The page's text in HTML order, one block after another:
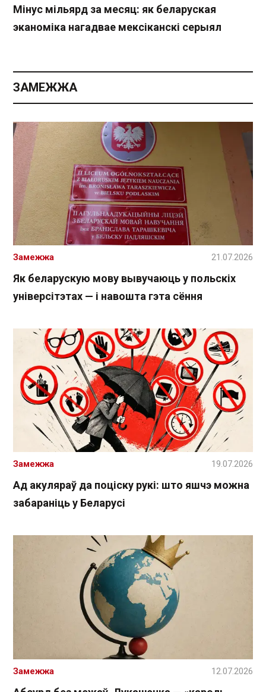
Мінус мільярд за месяц: як беларуская
эканоміка нагадвае мексіканскі серыял
ЗАМЕЖЖА
Як беларускую мову вывучаюць у польскіх
універсітэтах — і навошта гэта сёння
Замежжа 21.07.2026
Ад акуляраў да поціску рукі: што яшчэ можна
забараніць у Беларусі
Замежжа 19.07.2026
Замежжа 12.07.2026